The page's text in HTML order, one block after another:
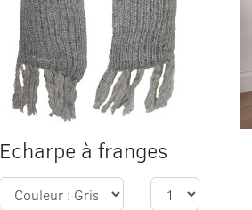
Echarpe à franges